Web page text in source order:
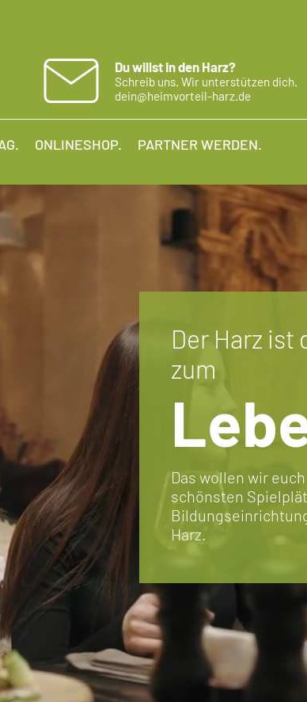
Du willst in den Harz?
Schreib uns. Wir unterstützen dich.
dein@heimvorteil-harz.de
ONLINESHOP. PARTNER WERDEN.
Der Harz ist
zum
Das wollen wir
schönsten
Harz.